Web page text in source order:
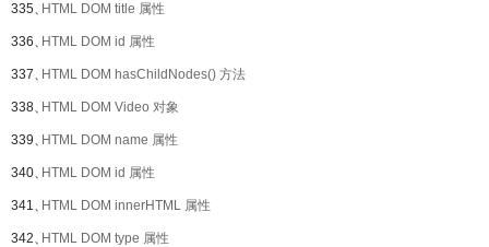
335、HTML DOM title 属性
336、HTML DOM id 属性
337、HTML DOM hasChildNodes() 方法
338、HTML DOM Video 对象
339、HTML DOM name 属性
340、HTML DOM id 属性
341、HTML DOM innerHTML 属性
342、HTML DOM type 属性